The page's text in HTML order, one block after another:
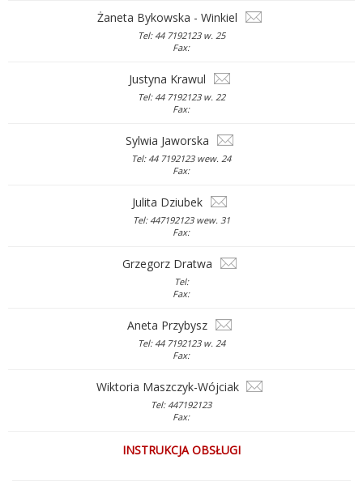
Żaneta Bykowska - Winkiel
Tel: 44 7192123 w. 25
Fax:
Justyna Krawul
Tel: 44 7192123 w. 22
Fax:
Sylwia Jaworska
Tel: 44 7192123 wew. 24
Fax:
Julita Dziubek
Tel: 447192123 wew. 31
Fax:
Grzegorz Dratwa
Tel:
Fax:
Aneta Przybysz
Tel: 44 7192123 w. 24
Fax:
Wiktoria Maszczyk-Wójciak
Tel: 447192123
Fax:
INSTRUKCJA OBSŁUGI